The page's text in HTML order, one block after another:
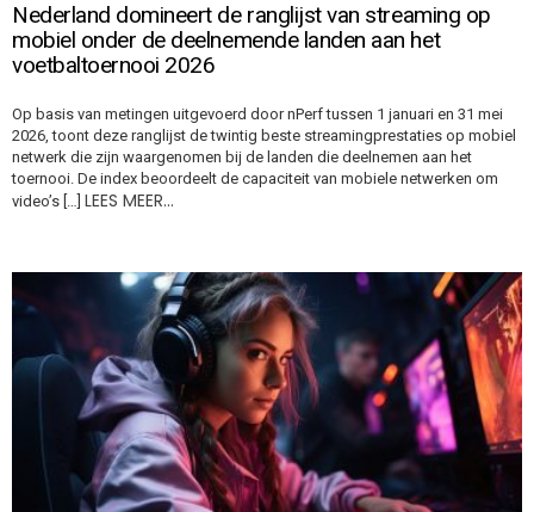
Nederland domineert de ranglijst van streaming op
mobiel onder de deelnemende landen aan het
voetbaltoernooi 2026
Op basis van metingen uitgevoerd door nPerf tussen 1 januari en 31 mei
2026, toont deze ranglijst de twintig beste streamingprestaties op mobiel
netwerk die zijn waargenomen bij de landen die deelnemen aan het
toernooi. De index beoordeelt de capaciteit van mobiele netwerken om
video’s […] LEES MEER…